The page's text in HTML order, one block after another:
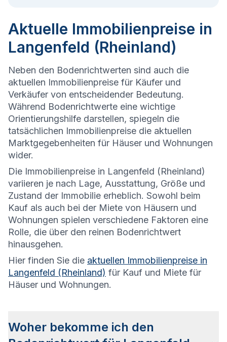
Aktuelle Immobilienpreise in
Langenfeld (Rheinland)
Neben den Bodenrichtwerten sind auch die
aktuellen Immobilienpreise für Käufer und
Verkäufer von entscheidender Bedeutung.
Während Bodenrichtwerte eine wichtige
Orientierungshilfe darstellen, spiegeln die
tatsächlichen Immobilienpreise die aktuellen
Marktgegebenheiten für Häuser und Wohnungen
wider.
Die Immobilienpreise in Langenfeld (Rheinland)
variieren je nach Lage, Ausstattung, Größe und
Zustand der Immobilie erheblich. Sowohl beim
Kauf als auch bei der Miete von Häusern und
Wohnungen spielen verschiedene Faktoren eine
Rolle, die über den reinen Bodenrichtwert
hinausgehen.
Hier finden Sie die aktuellen Immobilienpreise in
Langenfeld (Rheinland) für Kauf und Miete für
Häuser und Wohnungen.
Woher bekomme ich den